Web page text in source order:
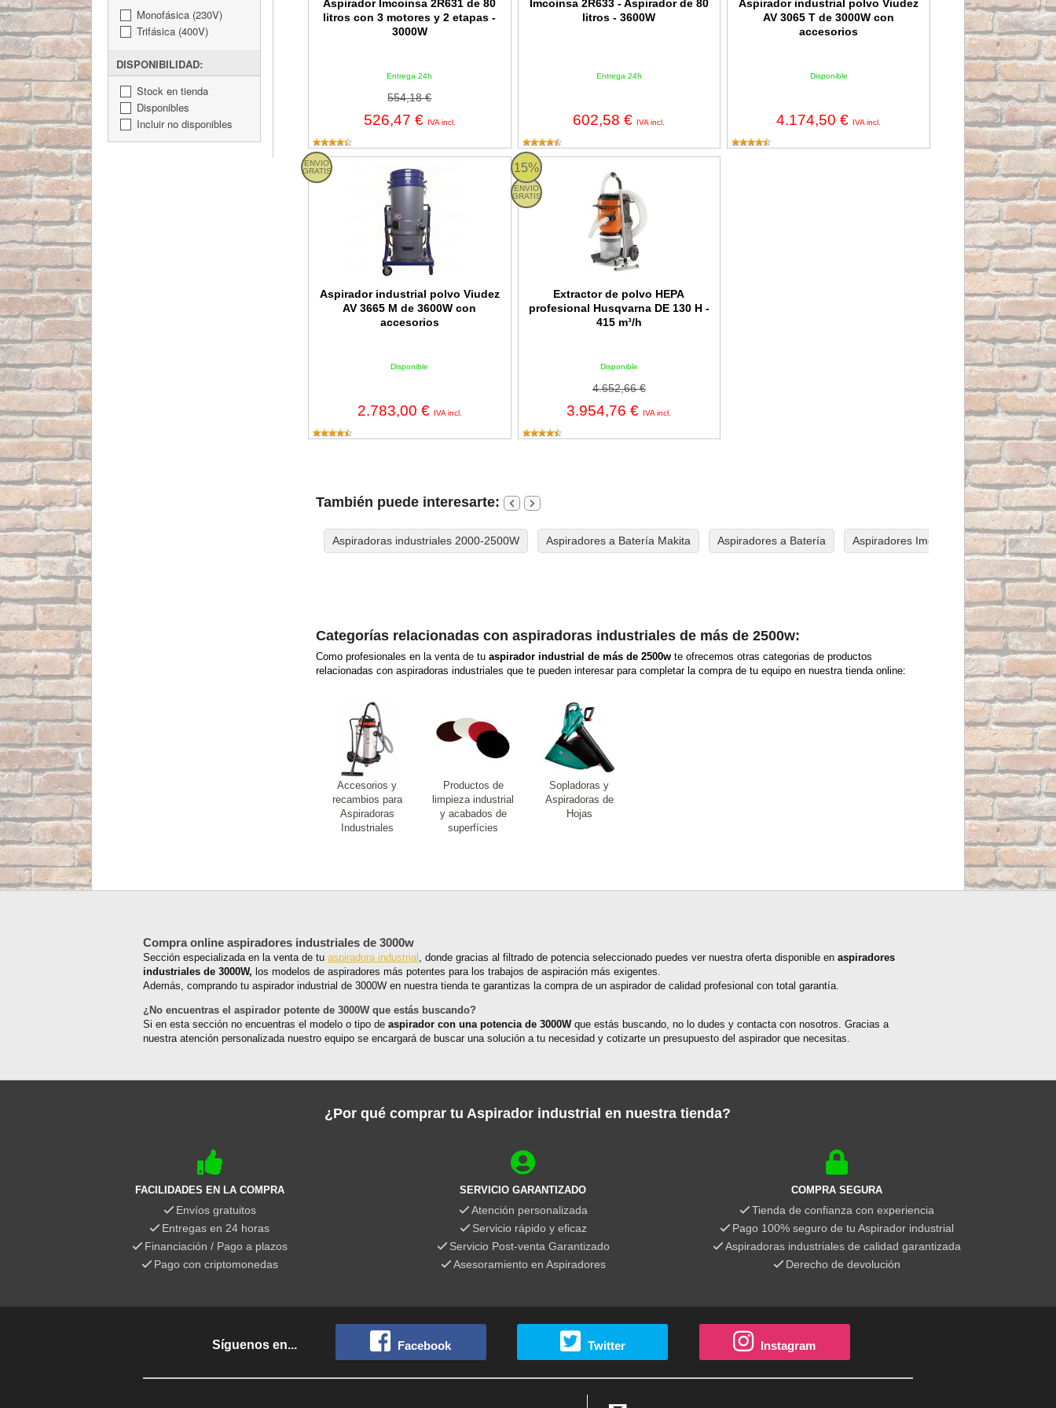
Monofásica (230V)
Trifásica (400V)
DISPONIBILIDAD:
Stock en tienda
Disponibles
Incluir no disponibles
Aspirador Imcoinsa 2R631 de 80
litros con 3 motores y 2 etapas -
3000W
Entrega 24h
554,18 €
526,47 € IVA incl.
Imcoinsa 2R633 - Aspirador de 80
litros - 3600W
Entrega 24h
602,58 € IVA incl.
Aspirador industrial polvo Viudez
AV 3065 T de 3000W con
accesorios
Disponible
4.174,50 € IVA incl.
ENVIO
GRATIS
Aspirador industrial polvo Viudez
AV 3665 M de 3600W con
accesorios
Disponible
2.783,00 € IVA incl.
Aspirador industrial polvo Viudez AV 3665 M de 3600W con accesorios
15%
ENVIO
GRATIS
Extractor de polvo HEPA
profesional Husqvarna DE 130 H -
415 m³/h
Disponible
4.652,66 €
3.954,76 € IVA incl.
Extractor de polvo HEPA profesional Husqvarna DE 130 H - 415 m³/h
También puede interesarte:
Aspiradoras industriales 2000-2500W Aspiradores a Batería Makita Aspiradores a Batería Aspiradores Imcoinsa Aspiradores
Categorías relacionadas con aspiradoras industriales de más de 2500w:
Como profesionales en la venta de tu aspirador industrial de más de 2500w te ofrecemos otras categorias de productos
relacionadas con aspiradoras industriales que te pueden interesar para completar la compra de tu equipo en nuestra tienda online:
Accesorios y
recambios para
Aspiradoras
Industriales
Productos de
limpieza industrial
y acabados de
superfícies
Sopladoras y
Aspiradoras de
Hojas
Compra online aspiradores industriales de 3000w
Sección especializada en la venta de tu aspiradora industrial , donde gracias al filtrado de potencia seleccionado puedes ver nuestra oferta disponible en aspiradores
industriales de 3000W, los modelos de aspiradores más potentes para los trabajos de aspiración más exigentes.
Además, comprando tu aspirador industrial de 3000W en nuestra tienda te garantizas la compra de un aspirador de calidad profesional con total garantía.
¿No encuentras el aspirador potente de 3000W que estás buscando?
Si en esta sección no encuentras el modelo o tipo de aspirador con una potencia de 3000Wque estás buscando, no lo dudes y contacta con nosotros. Gracias a
nuestra atención personalizada nuestro equipo se encargará de buscar una solución a tu necesidad y cotizarte un presupuesto del aspirador que necesitas.
¿Por qué comprar tu Aspirador industrial en nuestra tienda?
FACILIDADES EN LA COMPRA
Envíos gratuitos
Entregas en 24 horas
Financiación / Pago a plazos
Pago con criptomonedas
SERVICIO GARANTIZADO
Atención personalizada
Servicio rápido y eficaz
Servicio Post-venta Garantizado
Asesoramiento en Aspiradores
COMPRA SEGURA
Tienda de confianza con experiencia
Pago 100% seguro de tu Aspirador industrial
Aspiradoras industriales de calidad garantizada
Derecho de devolución
Síguenos en... Facebook Twitter Instagram